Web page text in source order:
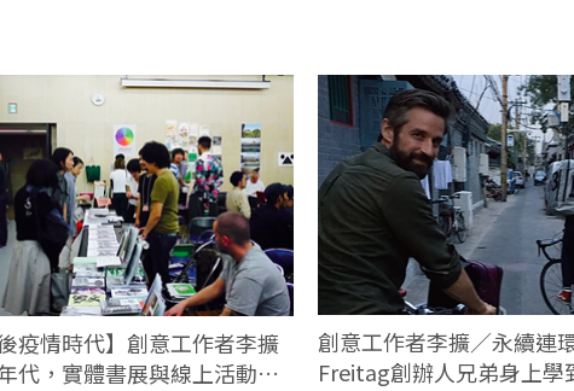
後疫情時代】創意工作者李擴
代，實體書展與線上活動並
創意工作者李擴／永續連
Freitag創辦人兄弟身上學